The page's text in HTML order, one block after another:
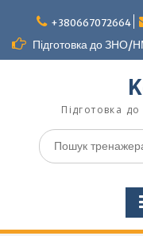
вмісту
+380667072664
Підготовка до ЗНО/
Підготовка
Шукати: